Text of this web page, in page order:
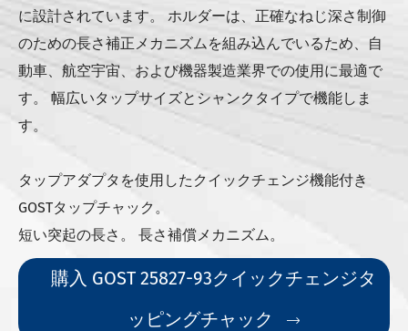
に設計されています。 ホルダーは、正確なねじ深さ制御
のための長さ補正メカニズムを組み込んでいるため、自
動車、航空宇宙、および機器製造業界での使用に最適で
す。 幅広いタップサイズとシャンクタイプで機能しま
す。
タップアダプタを使用したクイックチェンジ機能付き
GOSTタップチャック。
短い突起の長さ。 長さ補償メカニズム。
購入 GOST 25827-93クイックチェンジタ
ッピングチャック
